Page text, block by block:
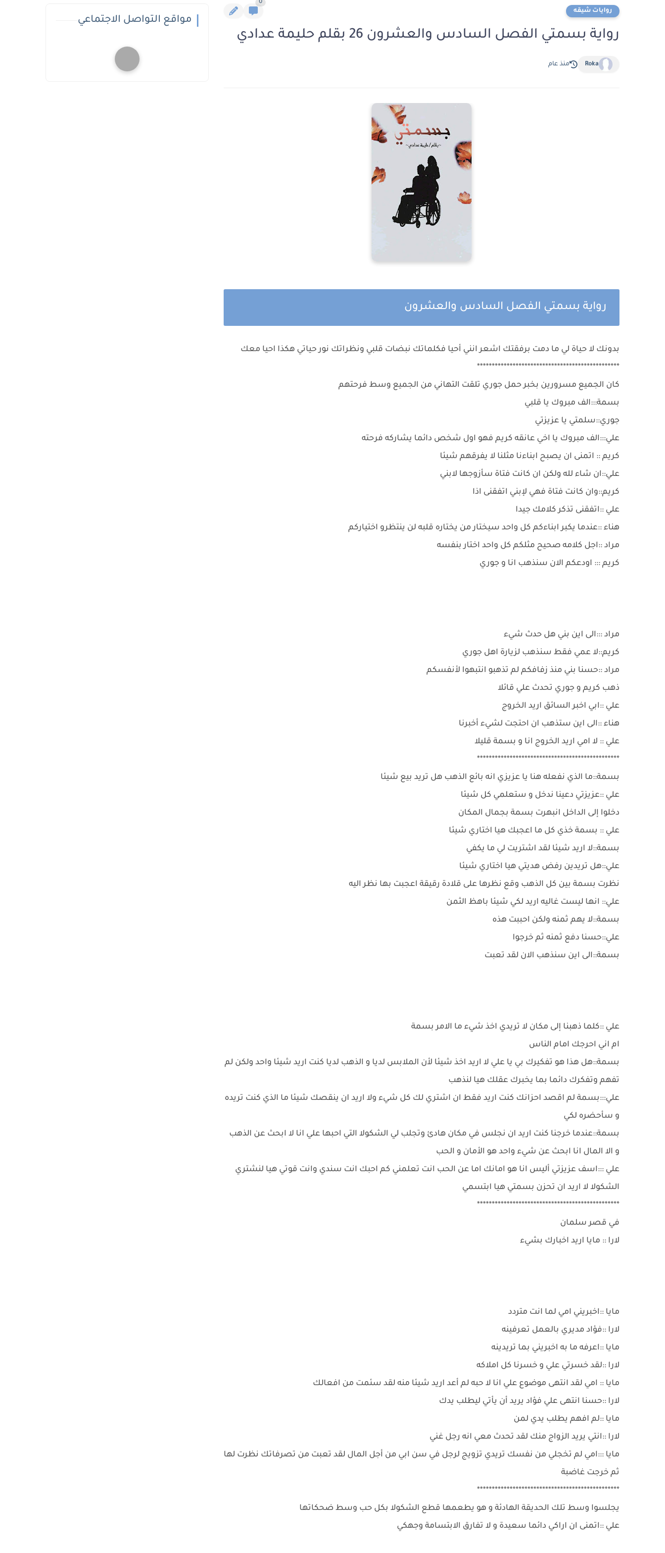
روايات شيقه
0
رواية بسمتي الفصل السادس والعشرون 26 بقلم حليمة عدادي
Roka منذ عام
رواية بسمتي الفصل السادس والعشرون
بدونك لا حياة لي ما دمت برفقتك اشعر انني أحيا فكلماتك نبضات قلبي ونظراتك نور حياتي هكذا احيا معك
************************************************
كان الجميع مسرورين بخبر حمل جوري تلقت التهاني من الجميع وسط فرحتهم
بسمة:::الف مبروك يا قلبي
جوري::سلمتي يا عزيزتي
علي:::الف مبروك يا اخي عانقه كريم فهو اول شخص دائما يشاركه فرحته
كريم :: اتمنى ان يصبح ابناءنا مثلنا لا يفرقهم شيئا
علي::ان شاء لله ولكن ان كانت فتاة سأزوجها لابني
كريم::وان كانت فتاة فهي لإبني اتفقنى اذا
علي ::اتفقنى تذكر كلامك جيدا
هناء ::عندما يكبر ابناءكم كل واحد سيختار من يختاره قلبه لن ينتظرو اختياركم
مراد ::اجل كلامه صحيح مثلكم كل واحد اختار بنفسه
كريم ::: اودعكم الان سنذهب انا و جوري
مراد :::الى اين بني هل حدث شيء
كريم::لا عمي فقط سنذهب لزيارة اهل جوري
مراد ::حسنا بني منذ زفافكم لم تذهبو انتبهوا لأنفسكم
ذهب كريم و جوري تحدث علي قائلا
علي ::ابي اخبر السائق اريد الخروج
هناء ::الى اين ستذهب ان احتجت لشيء أخبرنا
علي :: لا امي اريد الخروج انا و بسمة قليلا
************************************************
بسمة::ما الذي نفعله هنا يا عزيزي انه بائع الذهب هل تريد بيع شيئا
علي ::عزيزتي دعينا ندخل و ستعلمي كل شيئا
دخلوا إلى الداخل انبهرت بسمة بجمال المكان
علي :: بسمة خذي كل ما اعجبك هيا اختاري شيئا
بسمة::لا اريد شيئا لقد اشتريت لي ما يكفي
علي::هل تريدين رفض هديتي هيا اختاري شيئا
نظرت بسمة بين كل الذهب وقع نظرها على قلادة رقيقة اعجبت بها نظر اليه
علي:: انها ليست غاليه اريد لكي شيئا باهظ الثمن
بسمة::لا يهم ثمنه ولكن احببت هذه
علي::حسنا دفع ثمنه ثم خرجوا
بسمة::الى اين سنذهب الان لقد تعبت
علي ::كلما ذهبنا إلى مكان لا تريدي اخذ شيء ما الامر بسمة
ام اني احرجك امام الناس
بسمة::هل هذا هو تفكيرك بي يا علي لا اريد اخذ شيئا لأن الملابس لديا و الذهب لديا كنت اريد شيئا واحد ولكن لم
تفهم وتفكرك دائما بما يخبرك عقلك هيا لنذهب
علي:::بسمة لم اقصد احزانك كنت اريد فقط ان اشتري لك كل شيء ولا اريد ان ينقصك شيئا ما الذي كنت تريده
و سأحضره لكي
بسمة::عندما خرجنا كنت اريد ان نجلس في مكان هادئ وتجلب لي الشكولا التي احبها علي انا لا ابحث عن الذهب
و الا المال انا ابحث عن شيء واحد هو الأمان و الحب
علي :::اسف عزيزتي أليس انا هو امانك اما عن الحب انت تعلمني كم احبك انت سندي وانت قوتي هيا لنشتري
الشكولا لا اريد ان تحزن بسمتي هيا ابتسمي
************************************************
في قصر سلمان
لارا :: مايا اريد اخبارك بشيء
مايا ::اخبريني امي لما انت متردد
لارا ::فؤاد مديري بالعمل تعرفينه
مايا ::اعرفه ما به اخبريني بما تريدينه
لارا ::لقد خسرتي علي و خسرنا كل املاكه
مايا :: امي لقد انتهى موضوع علي انا لا حبه لم أعد اريد شيئا منه لقد سئمت من افعالك
لارا ::حسنا انتهى علي فؤاد يريد أن يأتي ليطلب يدك
مايا ::لم افهم يطلب يدي لمن
لارا ::انتي يريد الزواج منك لقد تحدث معي انه رجل غني
مايا :::امي لم تخجلي من نفسك تريدي تزويج لرجل في سن ابي من أجل المال لقد تعبت من تصرفاتك نظرت لها
ثم خرجت غاضبة
************************************************
يجلسوا وسط تلك الحديقة الهادئة و هو يطعمها قطع الشكولا بكل حب وسط ضحكاتها
علي ::اتمنى ان اراكي دائما سعيدة و لا تفارق الابتسامة وجهكي
مواقع التواصل الاجتماعي